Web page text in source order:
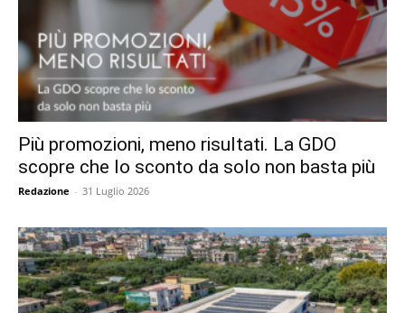
Più promozioni, meno risultati. La GDO
scopre che lo sconto da solo non basta più
Redazione - 31 Luglio 2026